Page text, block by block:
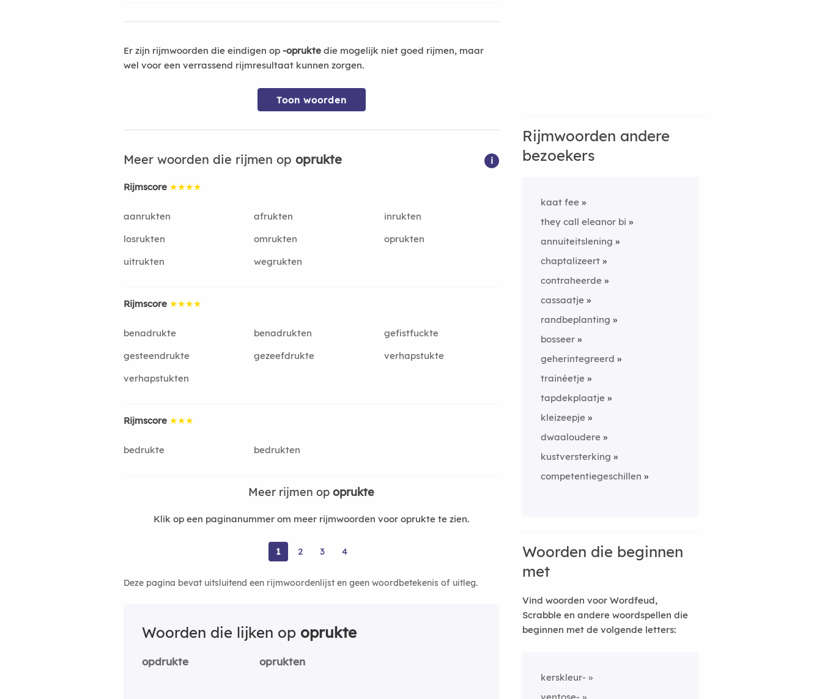
Er zijn rijmwoorden die eindigen op -oprukte die mogelijk niet goed rijmen, maar
wel voor een verrassend rijmresultaat kunnen zorgen.
Toon woorden
Meer woorden die rijmen op oprukte i
Rijmscore ★★★★
aanrukten afrukten
inrukten
losrukten
omrukten
oprukten
uitrukten
wegrukten
Rijmscore ★★★★
benadrukte benadrukten
gefistfuckte
gesteendrukte
gezeefdrukte
verhapstukte
verhapstukten
Rijmscore ★★★
bedrukte bedrukten
Meer rijmen opoprukte
Klik op een paginanummer om meer rijmwoorden voor oprukte te zien.
1 2 3 4
Deze pagina bevat uitsluitend een rijmwoordenlijst en geen woordbetekenis of uitleg.
Woorden die lijken op oprukte
opdrukte oprukten
Rijmwoorden andere
bezoekers
kaat fee
they call eleanor bi
annuiteitslening
chaptalizeert
contraheerde
cassaatje
randbeplanting
bosseer
geherintegreerd
trainéetje
tapdekplaatje
kleizeepje
dwaaloudere
kustversterking
competentiegeschillen
Woorden die beginnen
met
Vind woorden voor Wordfeud,
Scrabble en andere woordspellen die
beginnen met de volgende letters:
kerskleur-